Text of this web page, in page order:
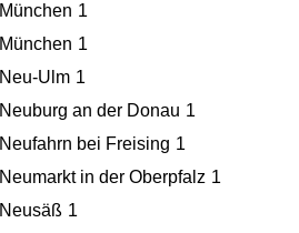
München 1
München 1
Neu-Ulm 1
Neuburg an der Donau 1
Neufahrn bei Freising 1
Neumarkt in der Oberpfalz 1
Neusäß 1